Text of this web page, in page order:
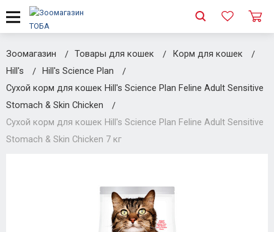
Зоомагазин Товары для кошек
Корм для кошек
Hill's
Hill's Science Plan
Сухой корм для кошек Hill's Science Plan Feline Adult Sensitive
Stomach & Skin Chicken
Сухой корм для кошек Hill's Science Plan Feline Adult Sensitive
Stomach & Skin Chicken 7 кг